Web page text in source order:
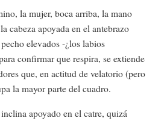
la mujer, boca arriba, la mano
cabeza apoyada en el antebrazo
elevados -¿los labios
confirmar que respira, se extiende
que, en actitud de velatorio (pero
la mayor parte del cuadro.
apoyado en el catre, quizá